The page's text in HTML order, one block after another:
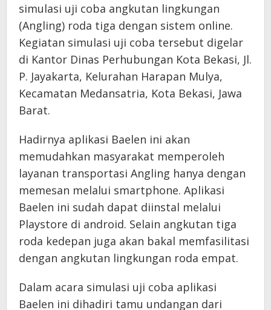
simulasi uji coba angkutan lingkungan
(Angling) roda tiga dengan sistem online.
Kegiatan simulasi uji coba tersebut digelar
di Kantor Dinas Perhubungan Kota Bekasi, Jl.
P. Jayakarta, Kelurahan Harapan Mulya,
Kecamatan Medansatria, Kota Bekasi, Jawa
Barat.
Hadirnya aplikasi Baelen ini akan
memudahkan masyarakat memperoleh
layanan transportasi Angling hanya dengan
memesan melalui smartphone. Aplikasi
Baelen ini sudah dapat diinstal melalui
Playstore di android. Selain angkutan tiga
roda kedepan juga akan bakal memfasilitasi
dengan angkutan lingkungan roda empat.
Dalam acara simulasi uji coba aplikasi
Baelen ini dihadiri tamu undangan dari